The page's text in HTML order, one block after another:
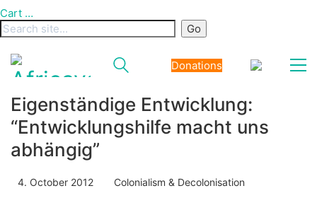
Cart …
Donations
Eigenständige Entwicklung:
“Entwicklungshilfe macht uns
abhängig”
4. October 2012 Colonialism & Decolonisation